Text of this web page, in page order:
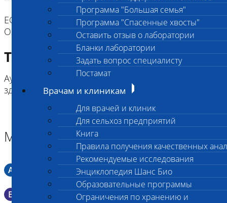
Программа "Большая семья"
Программа "Спасенные хвосты"
Оставить отзыв о лаборатории
Бланки лаборатории
Задать вопрос специалисту
Постамат
Врачам и клиникам
Для врачей и клиник
Для сельхоз предприятий
Книга
Правила получения качественных
Рекомендуемые исследования
Энциклопедия Шанс Био
Образовательные программы
Ограничения по хранению и
ЕСЛИ ВЫ ДОСТАВЛЯЕТЕ ТОЛЬКО МАТЕРИАЛ,
Требование к биоматериалу
Аутосомно-рецессивный тип наследования (NN –
Материал
A Мазок в пробирку со средой Кери-Блера
B Мазок в пробирку со средой Эймса (Стюарта)